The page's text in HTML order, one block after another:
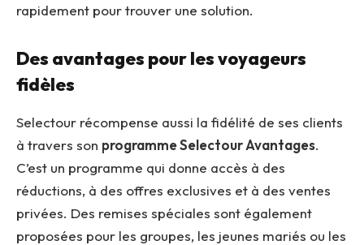
rapidement pour trouver une solution.
Des avantages pour les voyageurs
fidèles
Selectour récompense aussi la fidélité de ses clients
à travers son programme Selectour Avantages.
C’est un programme qui donne accès à des
réductions, à des offres exclusives et à des ventes
privées. Des remises spéciales sont également
proposées pour les groupes, les jeunes mariés ou les